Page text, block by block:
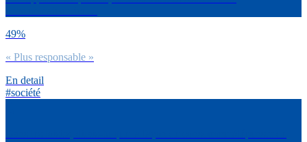
49%
« Plus responsable »
En detail
#société